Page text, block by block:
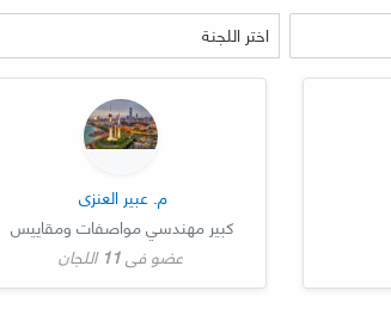
اختر اللجنة
م. عبير العنزي
كبير مهندسي مواصفات ومقاييس
عضو في11 اللجان